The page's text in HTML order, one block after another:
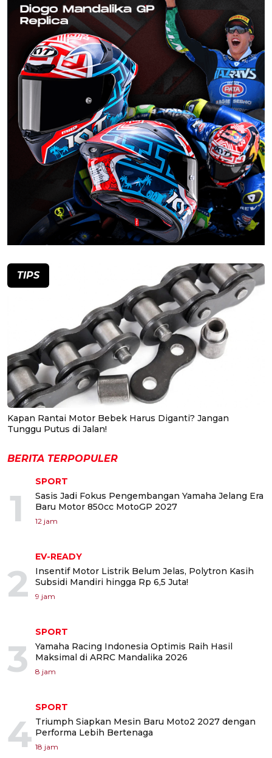
TIPS
Kapan Rantai Motor Bebek Harus Diganti? Jangan
Tunggu Putus di Jalan!
BERITA TERPOPULER
1
SPORT
Sasis Jadi Fokus Pengembangan Yamaha Jelang Era
Baru Motor 850cc MotoGP 2027
12 jam
2
EV-READY
Insentif Motor Listrik Belum Jelas, Polytron Kasih
Subsidi Mandiri hingga Rp 6,5 Juta!
9 jam
3
SPORT
Yamaha Racing Indonesia Optimis Raih Hasil
Maksimal di ARRC Mandalika 2026
8 jam
4
SPORT
Triumph Siapkan Mesin Baru Moto2 2027 dengan
Performa Lebih Bertenaga
18 jam